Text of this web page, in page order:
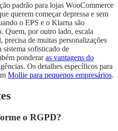
padrão para lojas WooCommerce
querem começar depressa e sem
o EPS e o Klarna são
Quem, por outro lado, escala
de muitas personalizações
sofisticado de
ponderaras vantagens do
Os detalhes específicos para
Mollie para pequenos empresários.
o RGPD?